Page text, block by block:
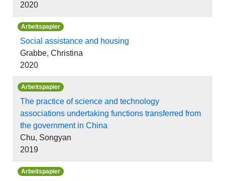
2020
Arbeitspapier
Social assistance and housing
Grabbe, Christina
2020
Arbeitspapier
The practice of science and technology
associations undertaking functions transferred from
the government in China
Chu, Songyan
2019
Arbeitspapier